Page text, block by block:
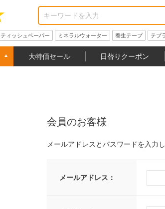
ティッシュペーパー ミネラルウォーター 養生テープ テプ
大特価セール 日替りクーポン
会員のお客様
メールアドレスとパスワードを入力
メールアドレス：